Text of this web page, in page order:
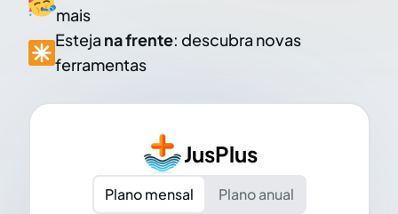
mais
Esteja na frente: descubra novas
ferramentas
JusPlus
Plano mensal
Plano anual